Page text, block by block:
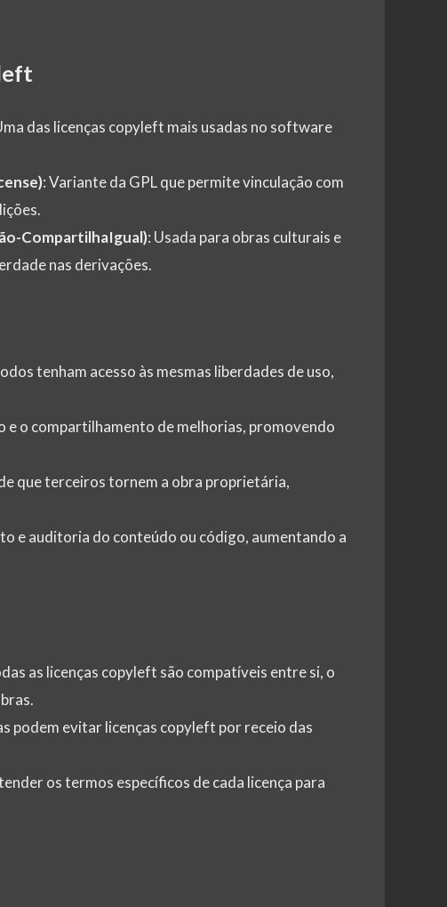
das licenças copyleft mais usadas no software
: Variante da GPL que permite vinculação com
CompartilhaIgual): Usada para obras culturais e
nas derivações.
tenham acesso às mesmas liberdades de uso,
e o compartilhamento de melhorias, promovendo
que terceiros tornem a obra proprietária,
e auditoria do conteúdo ou código, aumentando a
as licenças copyleft são compatíveis entre si, o
podem evitar licenças copyleft por receio das
os termos específicos de cada licença para